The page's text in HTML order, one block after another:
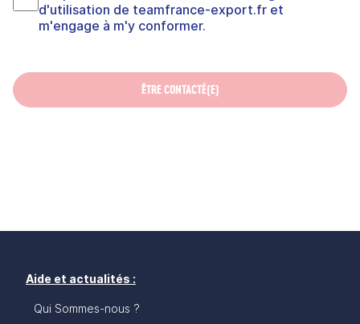
d'utilisation de teamfrance-export.fr et
m'engage à m'y conformer.
ÊTRE CONTACTÉ(E)
Aide et actualités :
Qui Sommes-nous ?